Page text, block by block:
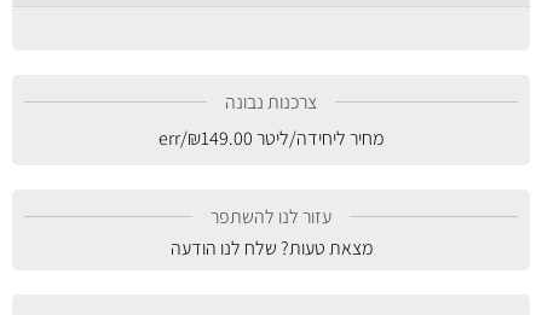
צרכנות נבונה
מחיר ליחידה/ליטר
₪149.00
/err
עזור לנו להשתפר
מצאת טעות? שלח לנו הודעה